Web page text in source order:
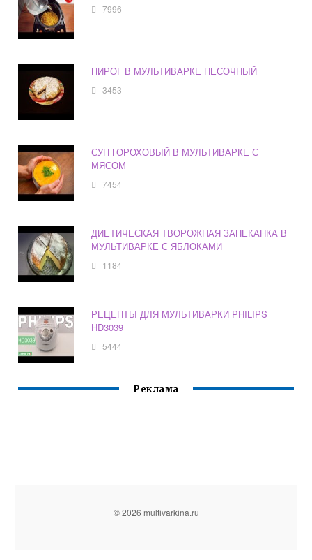
7996
ПИРОГ В МУЛЬТИВАРКЕ ПЕСОЧНЫЙ
3453
СУП ГОРОХОВЫЙ В МУЛЬТИВАРКЕ С
МЯСОМ
7454
ДИЕТИЧЕСКАЯ ТВОРОЖНАЯ ЗАПЕКАНКА В
МУЛЬТИВАРКЕ С ЯБЛОКАМИ
1184
РЕЦЕПТЫ ДЛЯ МУЛЬТИВАРКИ PHILIPS
HD3039
5444
Реклама
© 2026 multivarkina.ru